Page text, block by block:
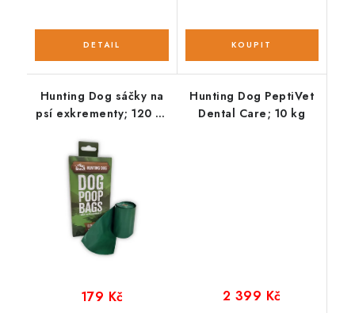
Hunting Dog sáčky na
psí exkrementy; 120 ks
179 Kč
Hunting Dog PeptiVet
Dental Care; 10 kg
2 399 Kč